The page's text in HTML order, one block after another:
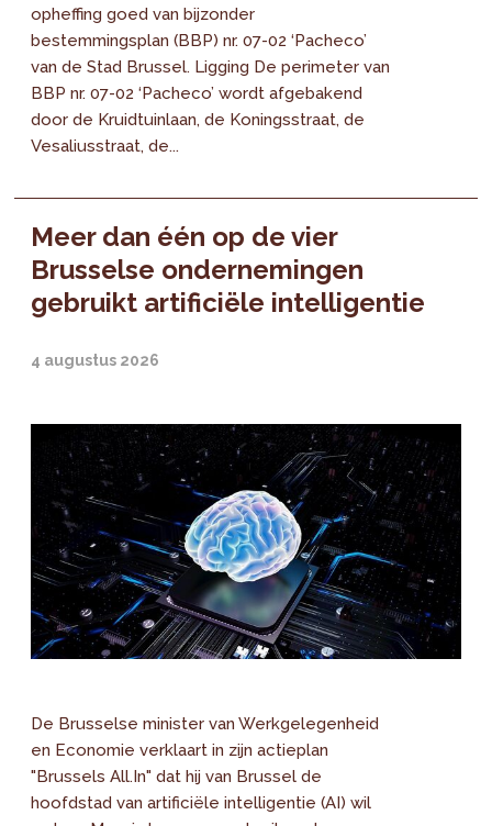
opheffing goed van bijzonder
bestemmingsplan (BBP) nr. 07-02 ‘Pacheco’
van de Stad Brussel. Ligging De perimeter van
BBP nr. 07-02 ‘Pacheco’ wordt afgebakend
door de Kruidtuinlaan, de Koningsstraat, de
Vesaliusstraat, de...
Meer dan één op de vier
Brusselse ondernemingen
gebruikt artificiële intelligentie
4 augustus 2026
De Brusselse minister van Werkgelegenheid
en Economie verklaart in zijn actieplan
"Brussels All.In" dat hij van Brussel de
hoofdstad van artificiële intelligentie (AI) wil